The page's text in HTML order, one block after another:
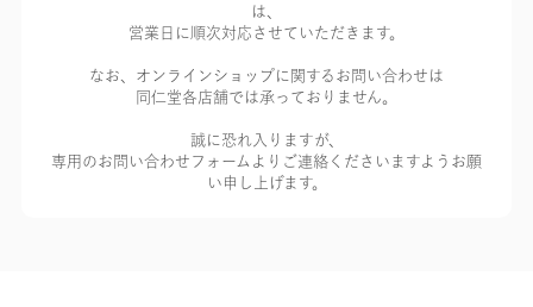
は、
営業日に順次対応させていただきます。
なお、オンラインショップに関するお問い合わせは
同仁堂各店舗では承っておりません。
誠に恐れ入りますが、
専用のお問い合わせフォームよりご連絡くださいますようお願
い申し上げます。